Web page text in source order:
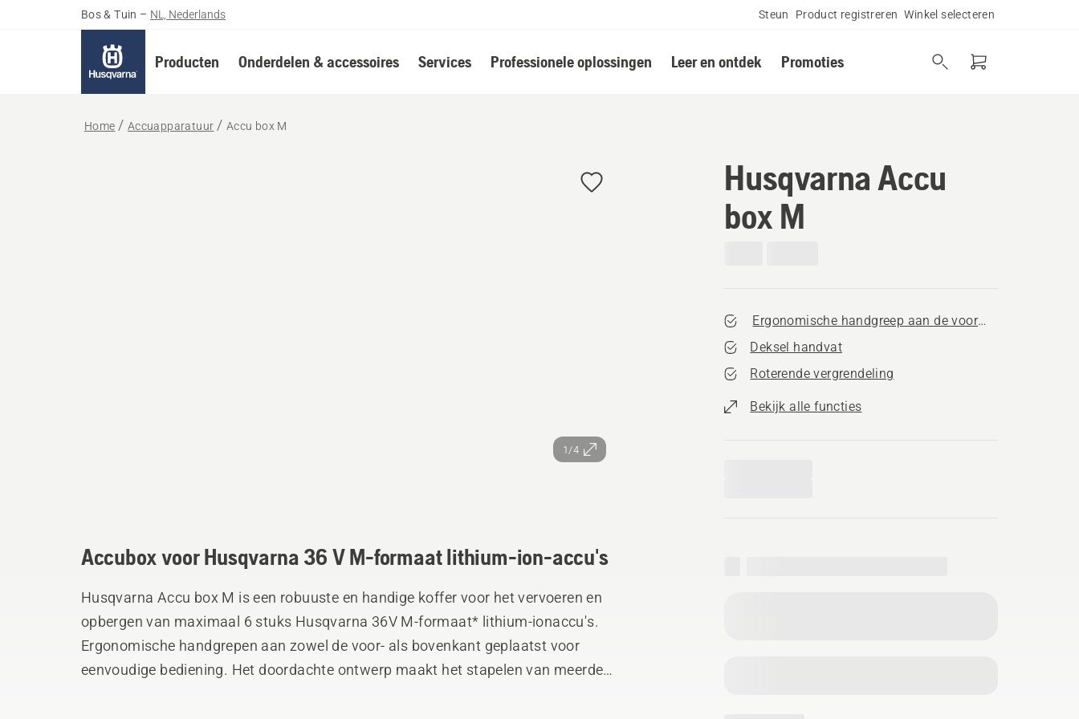
Bos & Tuin – NL, Nederlands Steun Product registreren Winkel selecteren
Producten Onderdelen & accessoires Services Professionele oplossingen Leer en ontdek Promoties
Home Accuapparatuur Accu box M
1/4
Husqvarna Accu
box M
Ergonomische handgreep aan de voorkant
Deksel handvat
Roterende vergrendeling
Bekijk alle functies
Accubox voor Husqvarna 36 V M-formaat lithium-ion-accu's
Husqvarna Accu box M is een robuuste en handige koffer voor het vervoeren en
opbergen van maximaal 6 stuks Husqvarna 36V M-formaat* lithium-ionaccu's.
Ergonomische handgrepen aan zowel de voor- als bovenkant geplaatst voor
eenvoudige bediening. Het doordachte ontwerp maakt het stapelen van meerdere